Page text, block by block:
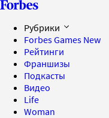
Рубрики
Forbes Games New
Рейтинги
Франшизы
Подкасты
Видео
Life
Woman